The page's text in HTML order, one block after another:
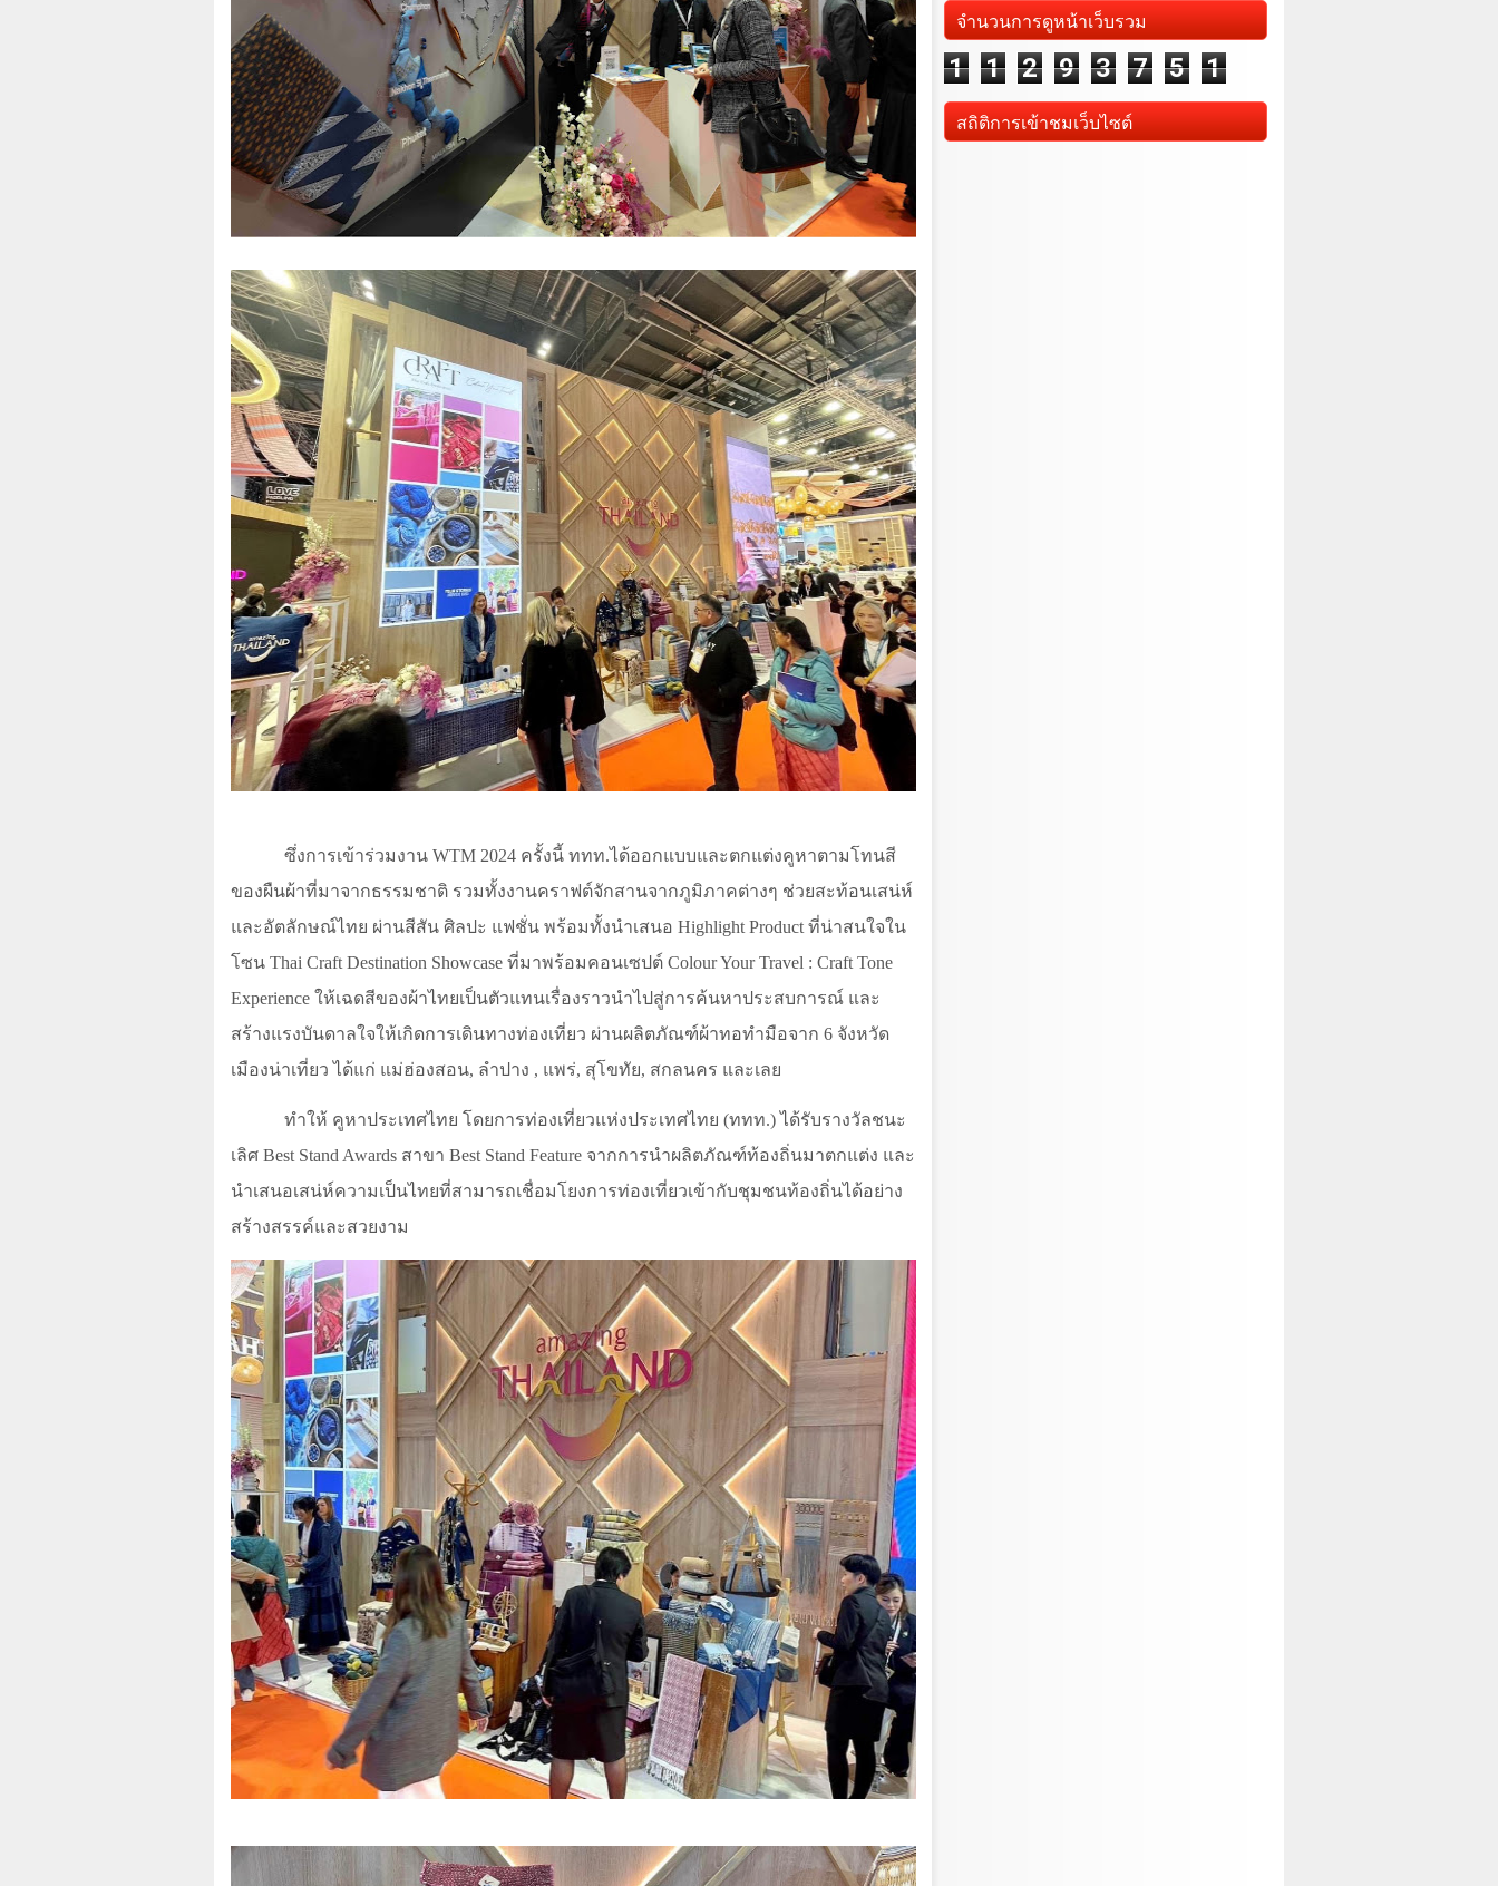
ซึ่งการเข้าร่วมงาน WTM 2024 ครั้งนี้ ททท.ได้ออกแบบและตกแต่งคูหาตามโทนสี
ของผืนผ้าที่มาจากธรรมชาติ รวมทั้งงานคราฟต์จักสานจากภูมิภาคต่างๆ ช่วยสะท้อนเสน่ห์
และอัตลักษณ์ไทย ผ่านสีสัน ศิลปะ แฟชั่น พร้อมทั้งนำเสนอ Highlight Product ที่น่าสนใจใน
โซน Thai Craft Destination Showcase ที่มาพร้อมคอนเซปต์ Colour Your Travel : Craft Tone
Experience ให้เฉดสีของผ้าไทยเป็นตัวแทนเรื่องราวนำไปสู่การค้นหาประสบการณ์ และ
สร้างแรงบันดาลใจให้เกิดการเดินทางท่องเที่ยว ผ่านผลิตภัณฑ์ผ้าทอทำมือจาก 6 จังหวัด
เมืองน่าเที่ยว ได้แก่ แม่ฮ่องสอน, ลำปาง , แพร่, สุโขทัย, สกลนคร และเลย
ทำให้ คูหาประเทศไทย โดยการท่องเที่ยวแห่งประเทศไทย (ททท.) ได้รับรางวัลชนะ
เลิศ Best Stand Awards สาขา Best Stand Feature จากการนำผลิตภัณฑ์ท้องถิ่นมาตกแต่ง และ
นำเสนอเสน่ห์ความเป็นไทยที่สามารถเชื่อมโยงการท่องเที่ยวเข้ากับชุมชนท้องถิ่นได้อย่าง
สร้างสรรค์และสวยงาม
จำนวนการดูหน้าเว็บรวม
1 1 2 9 3 7 5 1
สถิติการเข้าชมเว็บไซต์